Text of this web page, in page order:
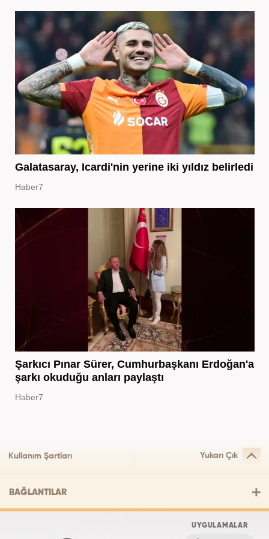
Galatasaray, Icardi'nin yerine iki yıldız belirledi
Haber7
Şarkıcı Pınar Sürer, Cumhurbaşkanı Erdoğan'a
şarkı okuduğu anları paylaştı
Haber7
Kullanım Şartları Yukarı Çık
BAĞLANTILAR
UYGULAMALAR